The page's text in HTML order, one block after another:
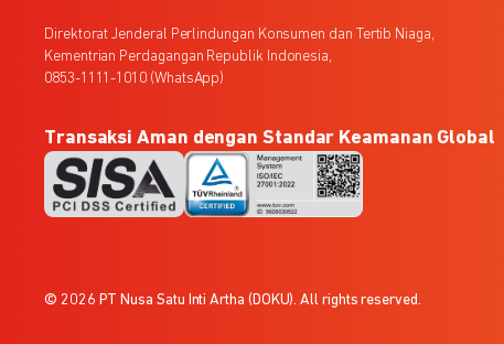
Direktorat Jenderal Perlindungan Konsumen dan Tertib Niaga,
Kementrian Perdagangan Republik Indonesia,
0853-1111-1010 (WhatsApp)
Transaksi Aman dengan Standar Keamanan Global
© 2026 PT Nusa Satu Inti Artha (DOKU). All rights reserved.